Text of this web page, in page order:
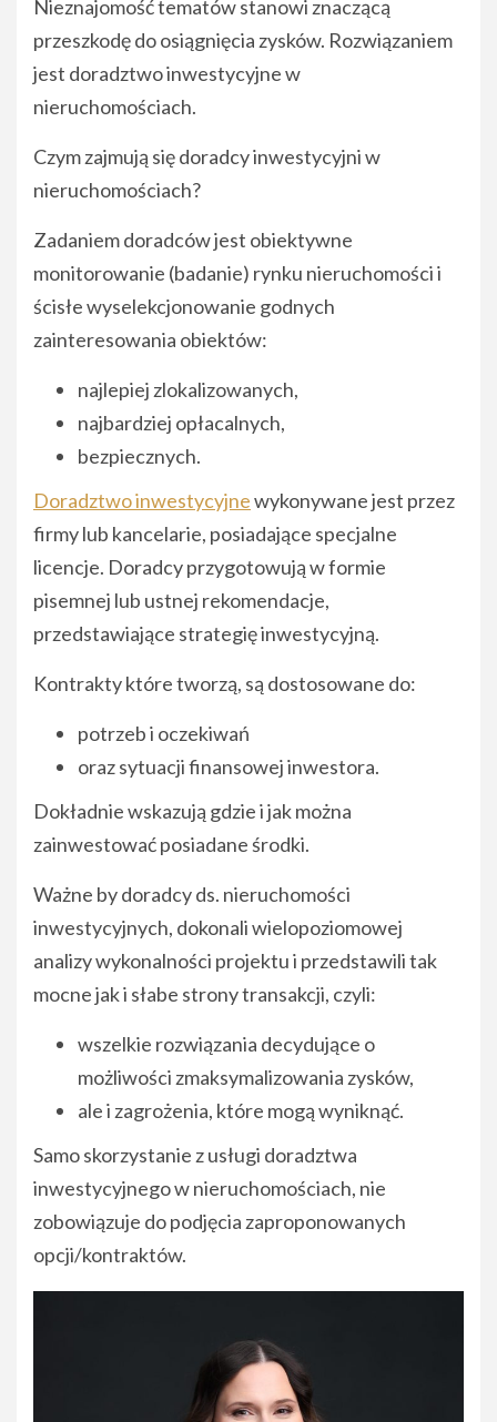
Nieznajomość tematów stanowi znaczącą
przeszkodę do osiągnięcia zysków. Rozwiązaniem
jest doradztwo inwestycyjne w
nieruchomościach.
Czym zajmują się doradcy inwestycyjni w
nieruchomościach?
Zadaniem doradców jest obiektywne
monitorowanie (badanie) rynku nieruchomości i
ścisłe wyselekcjonowanie godnych
zainteresowania obiektów:
najlepiej zlokalizowanych,
najbardziej opłacalnych,
bezpiecznych.
Doradztwo inwestycyjnewykonywane jest przez
firmy lub kancelarie, posiadające specjalne
licencje. Doradcy przygotowują w formie
pisemnej lub ustnej rekomendacje,
przedstawiające strategię inwestycyjną.
Kontrakty które tworzą, są dostosowane do:
potrzeb i oczekiwań
oraz sytuacji finansowej inwestora.
Dokładnie wskazują gdzie i jak można
zainwestować posiadane środki.
Ważne by doradcy ds. nieruchomości
inwestycyjnych, dokonali wielopoziomowej
analizy wykonalności projektu i przedstawili tak
mocne jak i słabe strony transakcji, czyli:
wszelkie rozwiązania decydujące o
możliwości zmaksymalizowania zysków,
ale i zagrożenia, które mogą wyniknąć.
Samo skorzystanie z usługi doradztwa
inwestycyjnego w nieruchomościach, nie
zobowiązuje do podjęcia zaproponowanych
opcji/kontraktów.